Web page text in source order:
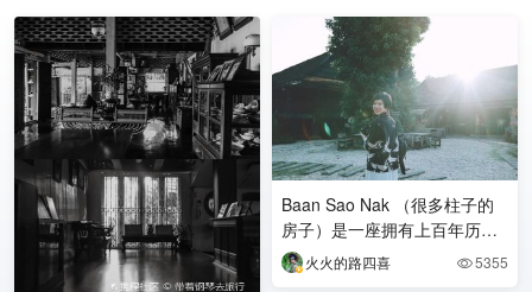
Baan Sao Nak （很多柱子的
房子）是一座拥有上百年历史
的柚木建筑，位于泰国北部南
邦市近河边
火火的路四喜 5355